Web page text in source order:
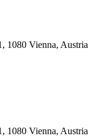
1080 Vienna, Austria
1080 Vienna, Austria